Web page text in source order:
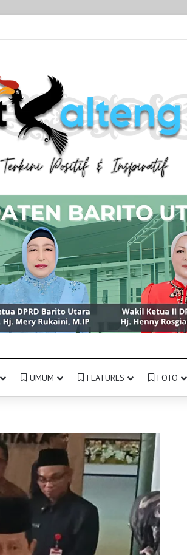
UMUM FEATURES FOTO